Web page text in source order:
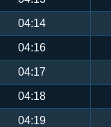
04:14
04:16
04:17
04:18
04:19